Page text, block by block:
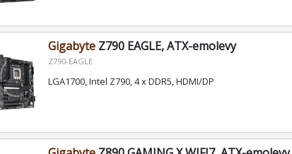
GigabyteZ790 EAGLE, ATX-emolevy
Z790-EAGLE
LGA1700, Intel Z790, 4 x DDR5, HDMI/DP